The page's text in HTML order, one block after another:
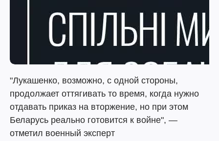
"Лукашенко, возможно, с одной стороны,
продолжает оттягивать то время, когда нужно
отдавать приказ на вторжение, но при этом
Беларусь реально готовится к войне", —
отметил военный эксперт